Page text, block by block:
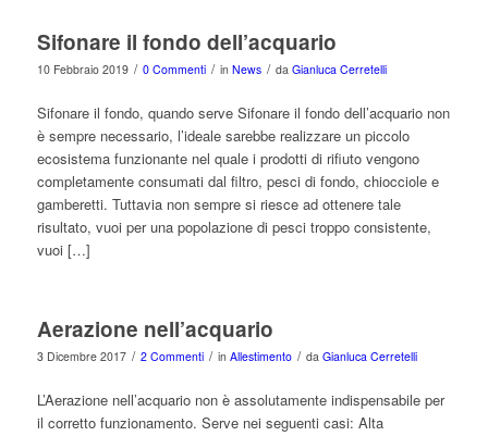
Sifonare il fondo dell’acquario
10 Febbraio 2019 / 0 Commenti / in News / da Gianluca Cerretelli
Sifonare il fondo, quando serve Sifonare il fondo dell’acquario non
è sempre necessario, l’ideale sarebbe realizzare un piccolo
ecosistema funzionante nel quale i prodotti di rifiuto vengono
completamente consumati dal filtro, pesci di fondo, chiocciole e
gamberetti. Tuttavia non sempre si riesce ad ottenere tale
risultato, vuoi per una popolazione di pesci troppo consistente,
vuoi […]
Aerazione nell’acquario
3 Dicembre 2017 / 2 Commenti / in Allestimento / da Gianluca Cerretelli
L’Aerazione nell’acquario non è assolutamente indispensabile per
il corretto funzionamento. Serve nei seguenti casi: Alta